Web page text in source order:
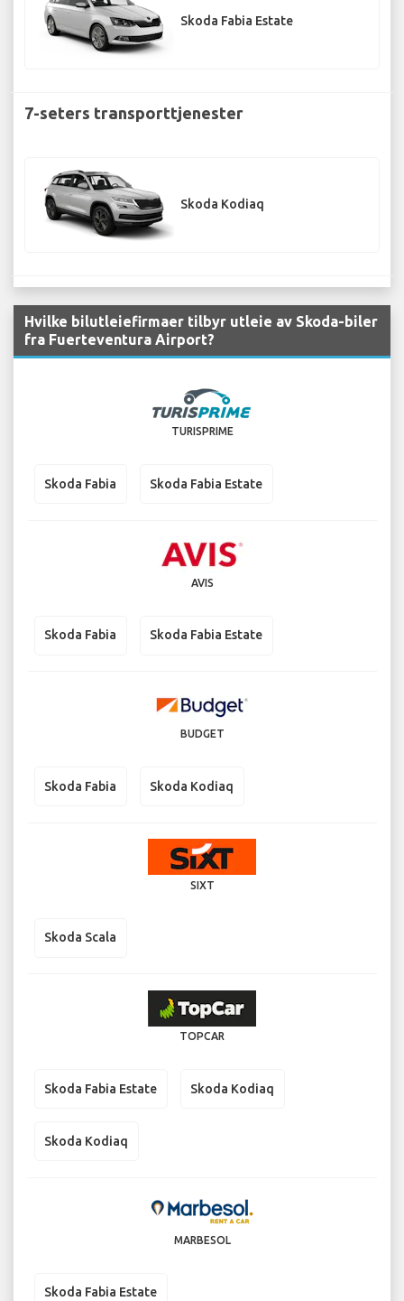
Skoda Fabia Estate
7-seters transporttjenester
Skoda Kodiaq
Hvilke bilutleiefirmaer tilbyr utleie av Skoda-biler
fra Fuerteventura Airport?
TURISPRIME
Skoda Fabia Skoda Fabia Estate
AVIS
Skoda Fabia Skoda Fabia Estate
BUDGET
Skoda Fabia Skoda Kodiaq
SIXT
Skoda Scala
TOPCAR
Skoda Fabia Estate Skoda Kodiaq
Skoda Kodiaq
MARBESOL
Skoda Fabia Estate